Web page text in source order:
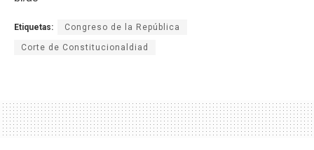
Etiquetas: Congreso de la República
Corte de Constitucionaldiad